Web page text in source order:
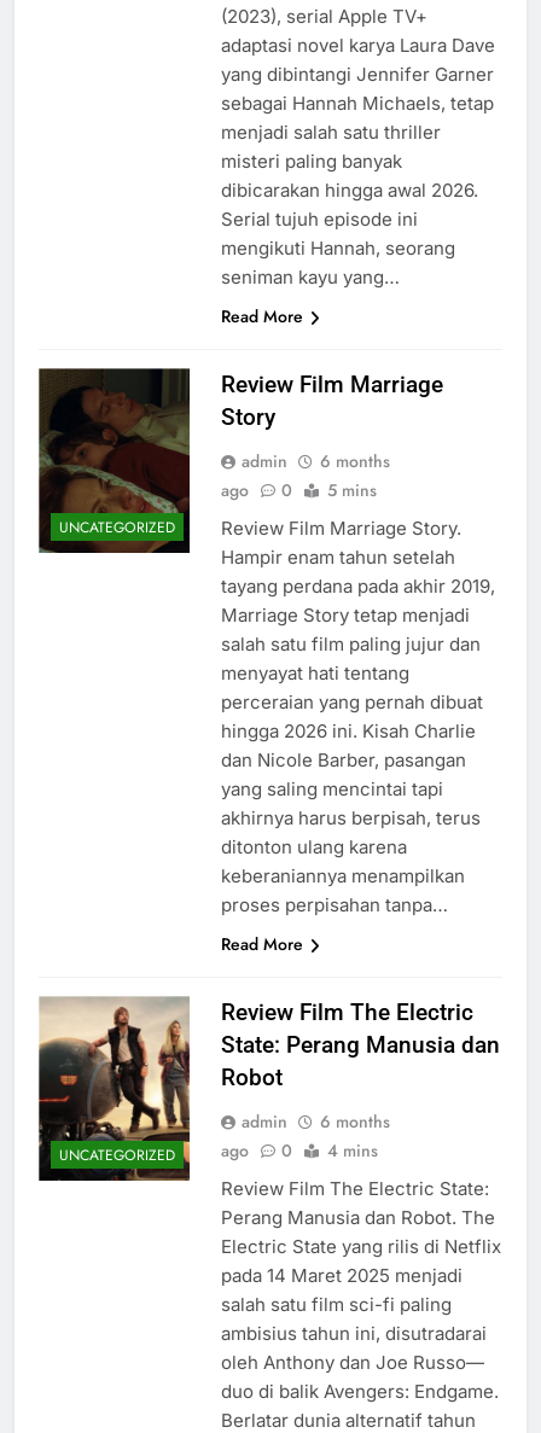
(2023), serial Apple TV+
adaptasi novel karya Laura Dave
yang dibintangi Jennifer Garner
sebagai Hannah Michaels, tetap
menjadi salah satu thriller
misteri paling banyak
dibicarakan hingga awal 2026.
Serial tujuh episode ini
mengikuti Hannah, seorang
seniman kayu yang…
Read More
UNCATEGORIZED
Review Film Marriage
Story
admin
6 months
ago
0 5 mins
Review Film Marriage Story.
Hampir enam tahun setelah
tayang perdana pada akhir 2019,
Marriage Story tetap menjadi
salah satu film paling jujur dan
menyayat hati tentang
perceraian yang pernah dibuat
hingga 2026 ini. Kisah Charlie
dan Nicole Barber, pasangan
yang saling mencintai tapi
akhirnya harus berpisah, terus
ditonton ulang karena
keberaniannya menampilkan
proses perpisahan tanpa…
Read More
UNCATEGORIZED
Review Film The Electric
State: Perang Manusia dan
Robot
admin
6 months
ago
0 4 mins
Review Film The Electric State:
Perang Manusia dan Robot. The
Electric State yang rilis di Netflix
pada 14 Maret 2025 menjadi
salah satu film sci-fi paling
ambisius tahun ini, disutradarai
oleh Anthony dan Joe Russo—
duo di balik Avengers: Endgame.
Berlatar dunia alternatif tahun